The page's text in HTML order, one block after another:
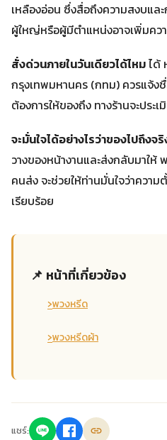
เหลืองอ่อน ซึ่งสื่อถึงความสงบแล
ผู้ใหญ่หรือผู้มีตำแหน่งอาจเพิ่มคว
สั่งด่วนภายในวันเดียวได้ไหมได้
กรุงเทพมหานคร (กทม) ควรแจ้งชื่
ต้องการให้ของถึง ทางร้านจะประ
จะมั่นใจได้อย่างไรว่าของไปถึงจ
วางของหน้างานและส่งกลับมาใ
คนส่ง จะช่วยให้ท่านมั่นใจว่าควา
เรียบร้อย
📌 หน้าที่เกี่ยวข้อง
›พวงหรีด
›พวงหรีดผ้า
แชร์: